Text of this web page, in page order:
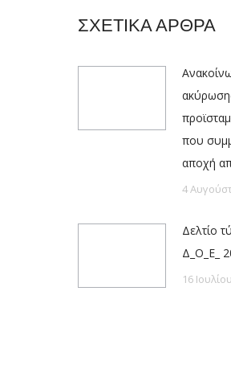
ΣΧΕΤΙΚΑ ΑΡΘΡΑ
που
αποχή
4
Δελτίο
Δ_Ο_Ε_
16